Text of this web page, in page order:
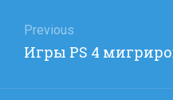
по
записям
Previous
Previous
Игры PS 4